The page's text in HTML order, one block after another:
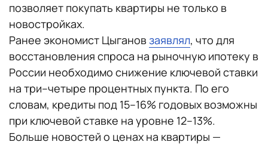
позволяет покупать квартиры не только в
новостройках.
Ранее экономист Цыганов заявлял, что для
восстановления спроса на рыночную ипотеку в
России необходимо снижение ключевой ставки
на три–четыре процентных пункта. По его
словам, кредиты под 15–16% годовых возможны
при ключевой ставке на уровне 12–13%.
Больше новостей о ценах на квартиры —